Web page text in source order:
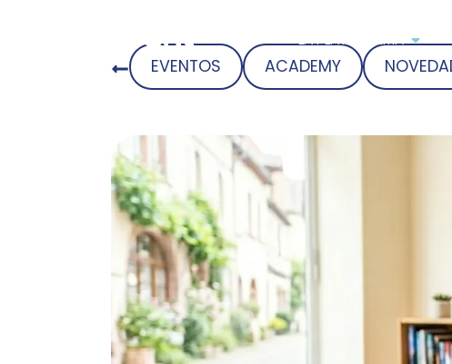
LA PLATAFORMA
EVENTOS ACADEMY